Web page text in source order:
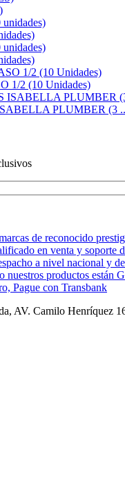
1/2 (10 Unidades)
PLUMBER (3
de reconocido
en venta y soporte
a nivel nacional y
nuestros productos están
Pague con Transbank
AV. Camilo Henríquez